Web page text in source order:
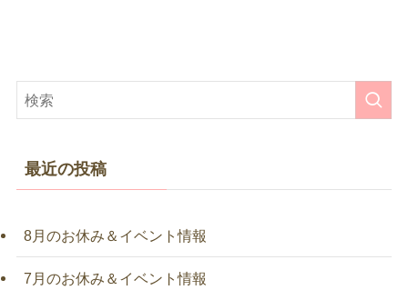
最近の投稿
8月のお休み＆イベント情報
7月のお休み＆イベント情報